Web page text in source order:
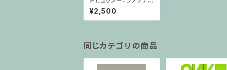
ィ/サクソフォーン・ピア
ノ
¥2,500
同じカテゴリの商品